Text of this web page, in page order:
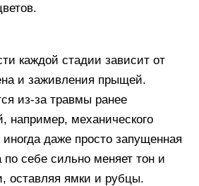
каждой стадии зависит от
и заживления прыщей.
из-за травмы ранее
например, механического
даже просто запущенная
себе сильно меняет тон и
оставляя ямки и рубцы.